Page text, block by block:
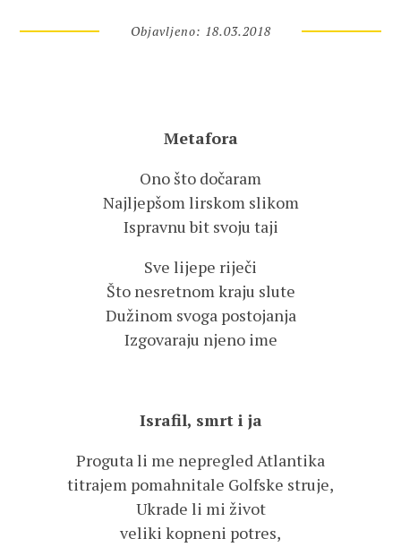
Objavljeno: 18.03.2018
Metafora
Ono što dočaram
Najljepšom lirskom slikom
Ispravnu bit svoju taji
Sve lijepe riječi
Što nesretnom kraju slute
Dužinom svoga postojanja
Izgovaraju njeno ime
Israfil, smrt i ja
Proguta li me nepregled Atlantika
titrajem pomahnitale Golfske struje,
Ukrade li mi život
veliki kopneni potres,